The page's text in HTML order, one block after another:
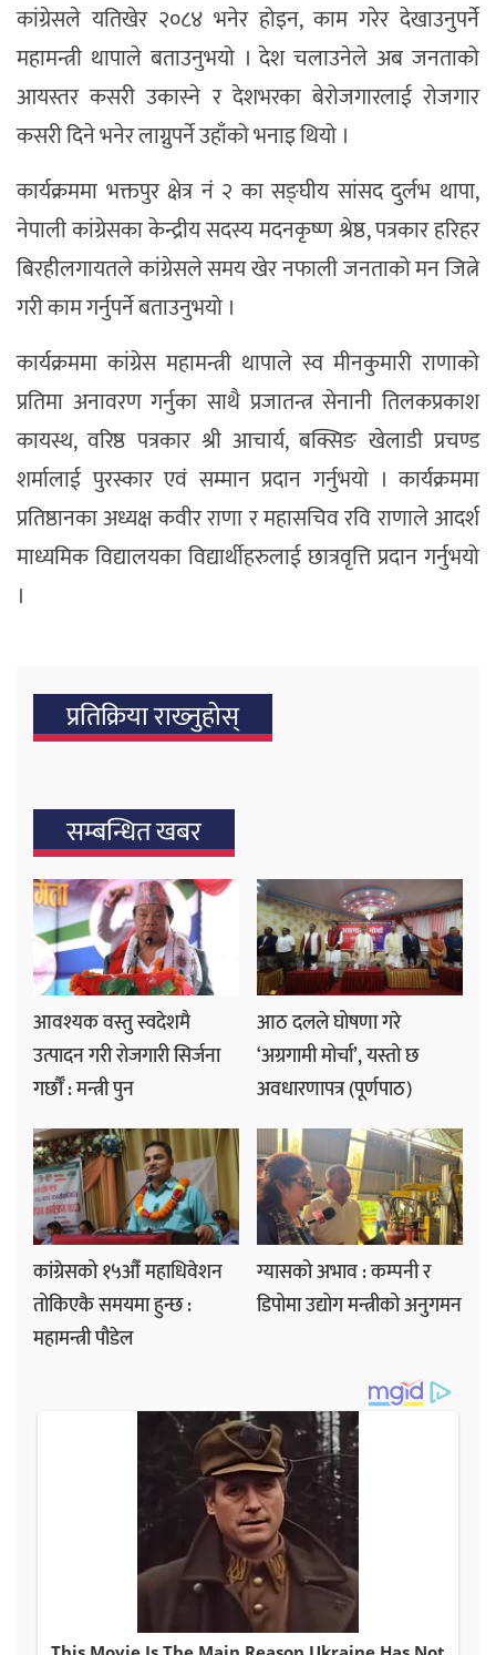
कांग्रेसले यतिखेर २०८४ भनेर होइन, काम गरेर देखाउनुपर्ने
महामन्त्री थापाले बताउनुभयो । देश चलाउनेले अब जनताको
आयस्तर कसरी उकास्ने र देशभरका बेरोजगारलाई रोजगार
कसरी दिने भनेर लाग्नुपर्ने उहाँको भनाइ थियो ।
कार्यक्रममा भक्तपुर क्षेत्र नं २ का सङ्घीय सांसद दुर्लभ थापा,
नेपाली कांग्रेसका केन्द्रीय सदस्य मदनकृष्ण श्रेष्ठ, पत्रकार हरिहर
बिरहीलगायतले कांग्रेसले समय खेर नफाली जनताको मन जित्ने
गरी काम गर्नुपर्ने बताउनुभयो ।
कार्यक्रममा कांग्रेस महामन्त्री थापाले स्व मीनकुमारी राणाको
प्रतिमा अनावरण गर्नुका साथै प्रजातन्त्र सेनानी तिलकप्रकाश
कायस्थ, वरिष्ठ पत्रकार श्री आचार्य, बक्सिङ खेलाडी प्रचण्ड
शर्मालाई पुरस्कार एवं सम्मान प्रदान गर्नुभयो । कार्यक्रममा
प्रतिष्ठानका अध्यक्ष कवीर राणा र महासचिव रवि राणाले आदर्श
माध्यमिक विद्यालयका विद्यार्थीहरुलाई छात्रवृत्ति प्रदान गर्नुभयो
।
प्रतिक्रिया राख्‍नुहोस्
सम्बन्धित खबर
आवश्यक वस्तु स्वदेशमै
उत्पादन गरी रोजगारी सिर्जना
गर्छौँ : मन्त्री पुन
आठ दलले घोषणा गरे
‘अग्रगामी मोर्चा’, यस्तो छ
अवधारणापत्र (पूर्णपाठ)
कांग्रेसको १५औँ महाधिवेशन
तोकिएकै समयमा हुन्छ :
महामन्त्री पौडेल
ग्यासको अभाव : कम्पनी र
डिपोमा उद्योग मन्त्रीको अनुगमन